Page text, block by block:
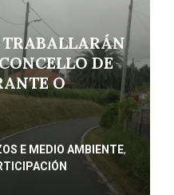
TRABALLARÁN
DE
O
E MEDIO AMBIENTE,